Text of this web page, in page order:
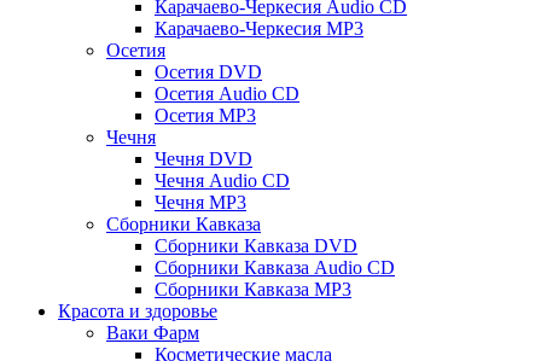
Карачаево-Черкесия Audio CD
Карачаево-Черкесия MP3
Осетия
Осетия DVD
Осетия Audio CD
Осетия MP3
Чечня
Чечня DVD
Чечня Audio CD
Чечня MP3
Сборники Кавказа
Сборники Кавказа DVD
Сборники Кавказа Audio CD
Сборники Кавказа MP3
Красота и здоровье
Ваки Фарм
Косметические масла